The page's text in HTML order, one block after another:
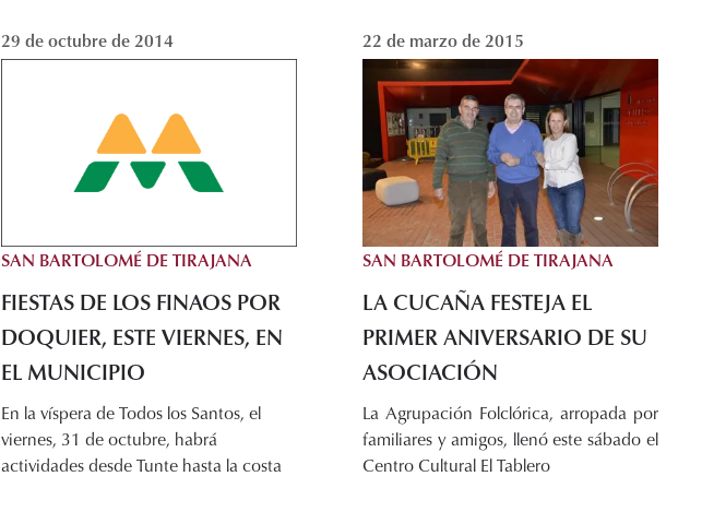
29 de octubre de 2014
SAN BARTOLOMÉ DE TIRAJANA
FIESTAS DE LOS FINAOS POR
DOQUIER, ESTE VIERNES, EN
EL MUNICIPIO
En la víspera de Todos los Santos, el
viernes, 31 de octubre, habrá
actividades desde Tunte hasta la costa
22 de marzo de 2015
SAN BARTOLOMÉ DE TIRAJANA
LA CUCAÑA FESTEJA EL
PRIMER ANIVERSARIO DE SU
ASOCIACIÓN
La Agrupación Folclórica, arropada por
familiares y amigos, llenó este sábado el
Centro Cultural El Tablero